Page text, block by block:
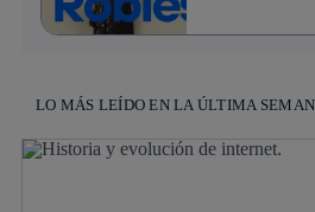
LO MÁS LEÍDO EN LA ÚLTIMA